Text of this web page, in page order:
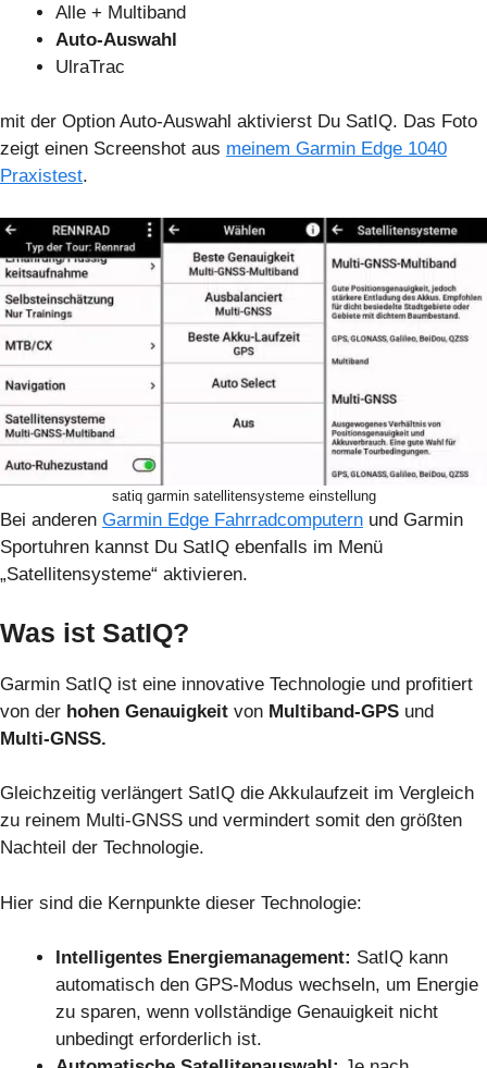
Alle + Multiband
Auto-Auswahl
UlraTrac
mit der Option Auto-Auswahl aktivierst Du SatIQ. Das Foto
zeigt einen Screenshot aus meinem Garmin Edge 1040
Praxistest.
satiq garmin satellitensysteme einstellung
Bei anderen Garmin Edge Fahrradcomputern und Garmin
Sportuhren kannst Du SatIQ ebenfalls im Menü
„Satellitensysteme“ aktivieren.
Was ist SatIQ?
Garmin SatIQ ist eine innovative Technologie und profitiert
von der hohen Genauigkeit von Multiband-GPS und
Multi-GNSS.
Gleichzeitig verlängert SatIQ die Akkulaufzeit im Vergleich
zu reinem Multi-GNSS und vermindert somit den größten
Nachteil der Technologie.
Hier sind die Kernpunkte dieser Technologie:
Intelligentes Energiemanagement: SatIQ kann
automatisch den GPS-Modus wechseln, um Energie
zu sparen, wenn vollständige Genauigkeit nicht
unbedingt erforderlich ist.